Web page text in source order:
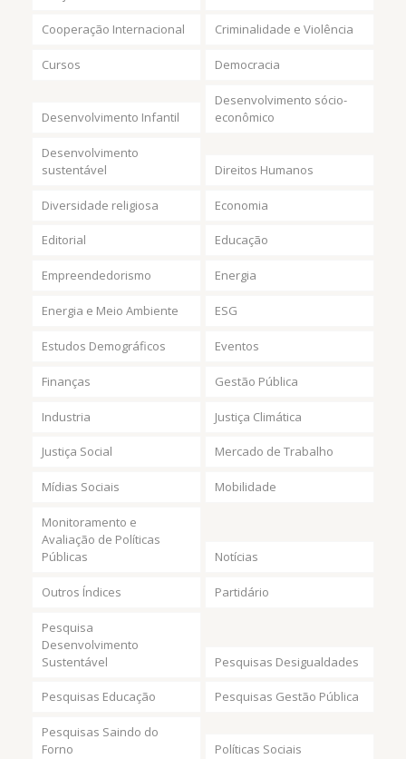
Cooperação Internacional Criminalidade e Violência
Cursos Democracia
Desenvolvimento Infantil
Desenvolvimento sócio-
econômico
Desenvolvimento
sustentável
Direitos Humanos
Diversidade religiosa Economia
Editorial Educação
Empreendedorismo Energia
Energia e Meio Ambiente ESG
Estudos Demográficos Eventos
Finanças Gestão Pública
Industria Justiça Climática
Justiça Social Mercado de Trabalho
Mídias Sociais Mobilidade
Monitoramento e
Avaliação de Políticas
Públicas
Notícias
Outros Índices Partidário
Pesquisa
Desenvolvimento
Sustentável
Pesquisas Desigualdades
Pesquisas Educação Pesquisas Gestão Pública
Pesquisas Saindo do
Forno
Políticas Sociais